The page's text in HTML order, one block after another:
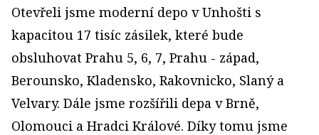
Otevřeli jsme moderní depo v Unhošti s
kapacitou 17 tisíc zásilek, které bude
obsluhovat Prahu 5, 6, 7, Prahu - západ,
Berounsko, Kladensko, Rakovnicko, Slaný a
Velvary. Dále jsme rozšířili depa v Brně,
Olomouci a Hradci Králové. Díky tomu jsme